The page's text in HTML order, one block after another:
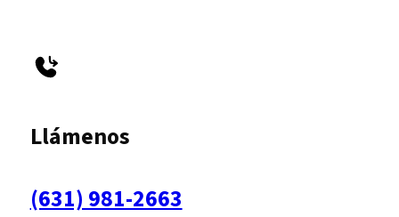
Llámenos
(631) 981-2663